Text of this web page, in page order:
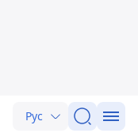
Рус